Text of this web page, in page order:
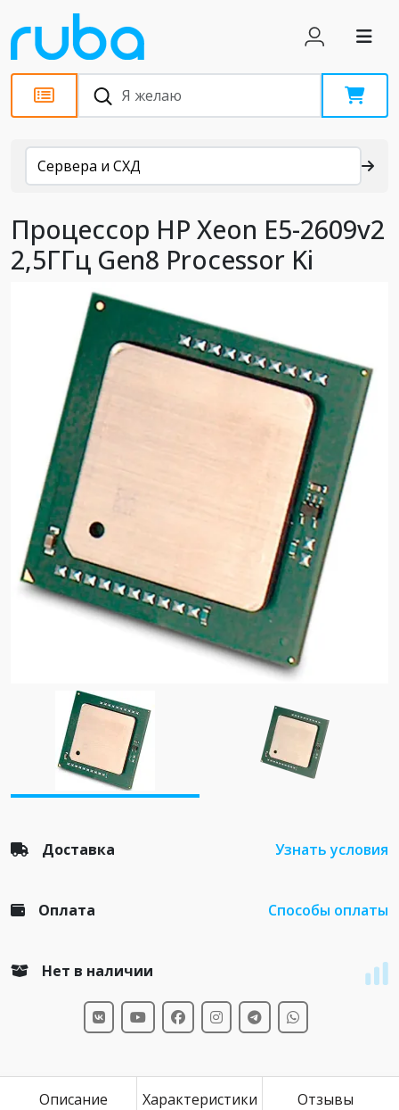
Каталог
Сервера и СХД
Процессор HP Xeon E5-2609v2
2,5ГГц Gen8 Processor Ki
Доставка Узнать условия
Оплата Способы оплаты
Нет в наличии
Описание Характеристики Отзывы